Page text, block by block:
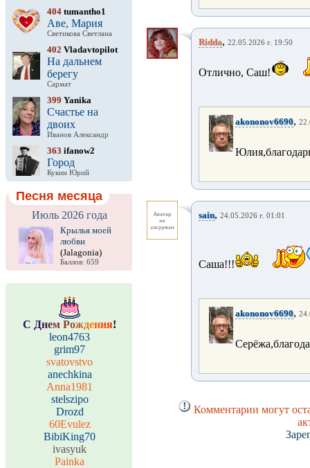
404 tumantho1
Аве, Мария
Светикова Светлана
402 Vladavtopilot
На дальнем
берегу
Сармат
399 Yanika
Счастье на
двоих
Иванов Александр
363 ifanow2
Город
Кукин Юрий
Песня месяца
Июль 2026 года
Крылья моей
любви
(Jalagonia)
Баллов: 659
С Днем Рождения!
leon4763
grim97
svatovstvo
anechkina
Anna1981
stelszipo
Drozd
60Evulez
BibiKing70
ivasyuk
Painka
Ridda, 22.05.2026 г. 19:50
Отлично, Саш!
akononov6690,
sain, 24.05.2026 г. 01:01
Саша!!!
akononov6690,
Комментарии могут